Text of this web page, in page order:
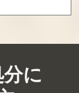
買取価格
したのジョー
説
に